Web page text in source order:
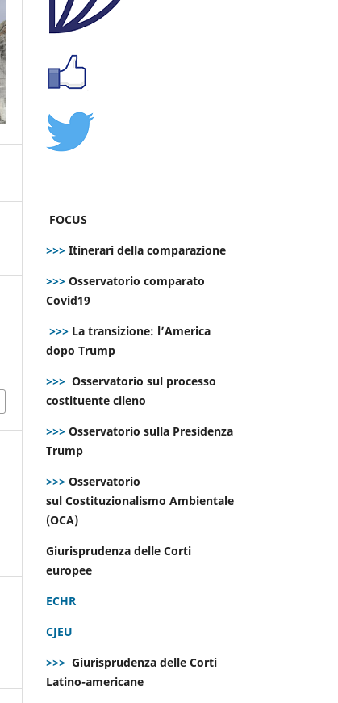
FOCUS
>>> Itinerari della comparazione
>>> Osservatorio comparato
Covid19
>>> La transizione: l’America
dopo Trump
>>> Osservatorio sul processo
costituente cileno
>>> Osservatorio sulla Presidenza
Trump
>>> Osservatorio
sul Costituzionalismo Ambientale
(OCA)
Giurisprudenza delle Corti
europee
ECHR
CJEU
>>> Giurisprudenza delle Corti
Latino-americane